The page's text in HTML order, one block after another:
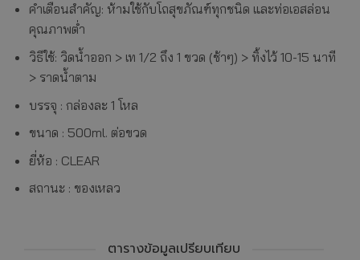
คำเตือนสำคัญ: ห้ามใช้กับโถสุขภัณฑ์ทุกชนิด และท่อเอสล่อน
คุณภาพต่ำ
วิธีใช้: วิดน้ำออก > เท 1/2 ถึง 1 ขวด (ช้าๆ) > ทิ้งไว้ 10-15 นาที
> ราดน้ำตาม
บรรจุ : กล่องละ 1 โหล
ขนาด : 500ml. ต่อขวด
ยี่ห้อ : CLEAR
สถานะ : ของเหลว
ตารางข้อมูลเปรียบเทียบ